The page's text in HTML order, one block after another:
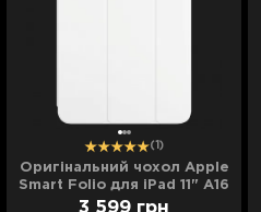
(1)
Оригінальний чохол Apple
Smart Folio для iPad 11" A16
(2025) (White)
3 599 грн